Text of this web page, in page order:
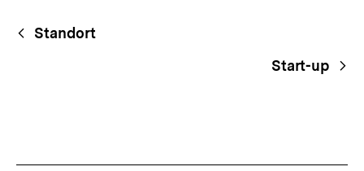
Begriffsnavigation
Content-
Navigation
Standort
Start-up